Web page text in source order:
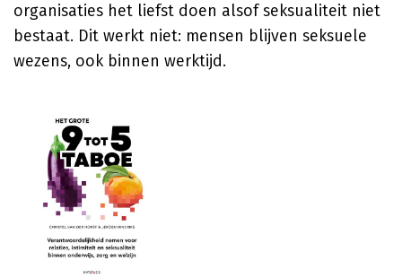
organisaties het liefst doen alsof seksualiteit niet
bestaat. Dit werkt niet: mensen blijven seksuele
wezens, ook binnen werktijd.